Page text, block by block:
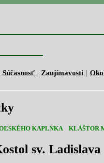
Súčasnosť| Zaujímavosti |
KAPLNKA KLÁŠTOR
sv. Ladislava